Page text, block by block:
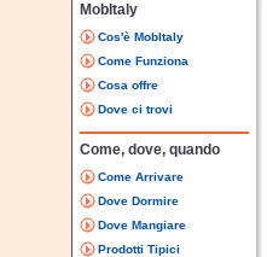
MobItaly
Cos'è MobItaly
Come Funziona
Cosa offre
Dove ci trovi
Come, dove, quando
Come Arrivare
Dove Dormire
Dove Mangiare
Prodotti Tipici